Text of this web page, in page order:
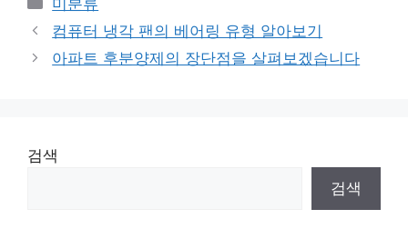
컴퓨터 냉각 팬의 베어링 유형 알아보기
아파트 후분양제의 장단점을 살펴보겠습니다
검색
검색